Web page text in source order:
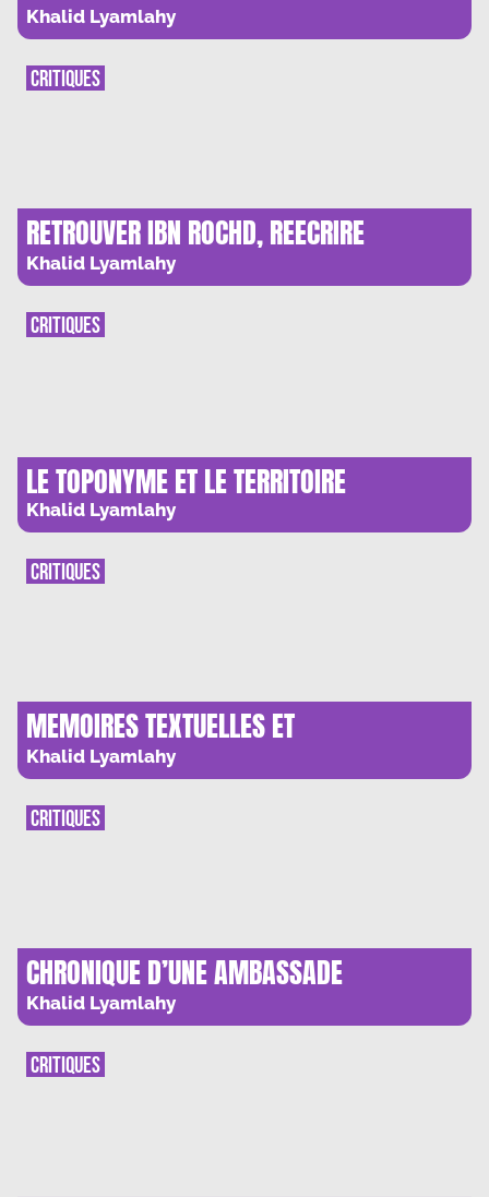
PAPIER »
Khalid Lyamlahy
RETROUVER IBN ROCHD, REECRIRE
AVERROES
Khalid Lyamlahy
CRITIQUES
LE TOPONYME ET LE TERRITOIRE
Khalid Lyamlahy
CRITIQUES
MEMOIRES TEXTUELLES ET
PHOTOGRAPHIQUES
Khalid Lyamlahy
CRITIQUES
CHRONIQUE D’UNE AMBASSADE
AMOUREUSE
Khalid Lyamlahy
CRITIQUES
CRITIQUES